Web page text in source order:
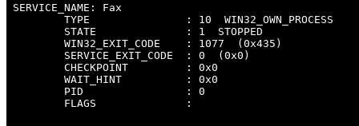
SERVICE_NAME: Fax
        TYPE               : 10  WIN32_OWN_PROCESS
        STATE              : 1  STOPPED
        WIN32_EXIT_CODE    : 1077  (0x435)
        SERVICE_EXIT_CODE  : 0  (0x0)
        CHECKPOINT         : 0x0
        WAIT_HINT          : 0x0
        PID                : 0
        FLAGS              :